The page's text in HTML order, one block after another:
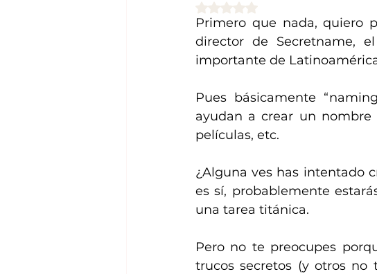
Obtuvo NaN de 5 estrellas.
Primero que nada, quiero
director de Secretname,
importante de
Pues básicamente
ayudan a crear un nombre
películas, etc.
¿Alguna ves has intentado
es sí, probablemente
una tarea titánica.
Pero no te preocupes
trucos secretos (y otros no